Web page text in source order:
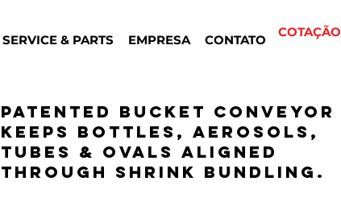
SERVICE & PARTS EMPRESA CONTATO
COTAÇÃO
Patented bucket conveyor
keeps bottles, aerosols,
tubes & ovals aligned
through shrink bundling.